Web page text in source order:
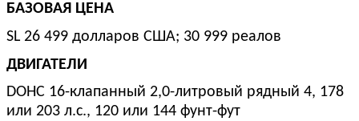
БАЗОВАЯ ЦЕНА
SL 26 499 долларов США; 30 999 реалов
ДВИГАТЕЛИ
DOHC 16-клапанный 2,0-литровый рядный 4, 178
или 203 л.с., 120 или 144 фунт-фут